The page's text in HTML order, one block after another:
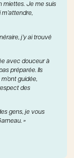
miettes. Je me suis
j’y ai trouvé
avec douceur à
préparée. Ils
guidée,
des
gens, je vous
»